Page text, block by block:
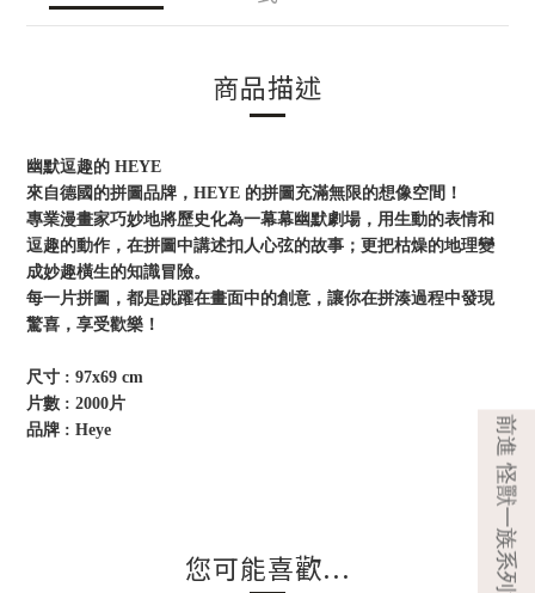
商品描述
幽默逗趣的 HEYE
來自德國的拼圖品牌，HEYE 的拼圖充滿無限的想像空間！
專業漫畫家巧妙地將歷史化為一幕幕幽默劇場，用生動的表情和
逗趣的動作，在拼圖中講述扣人心弦的故事；更把枯燥的地理變
成妙趣橫生的知識冒險。
每一片拼圖，都是跳躍在畫面中的創意，讓你在拼湊過程中發現
驚喜，享受歡樂！
尺寸 : 97x69 cm
片數 : 2000片
品牌 : Heye
您可能喜歡...